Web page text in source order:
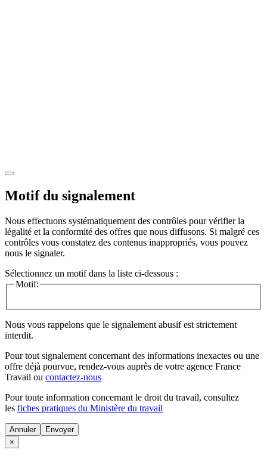
Motif du signalement
Nous effectuons systématiquement des contrôles pour vérifier la
légalité et la conformité des offres que nous diffusons. Si malgré ces
contrôles vous constatez des contenus inappropriés, vous pouvez
nous le signaler.
Sélectionnez un motif dans la liste ci-dessous :
Motif:
Nous vous rappelons que le signalement abusif est strictement
interdit.
Pour tout signalement concernant des informations inexactes ou une
offre déjà pourvue, rendez-vous auprès de votre agence France
Travail ou contactez-nous
Pour toute information concernant le droit du travail, consultez
les fiches pratiques du Ministère du travail
Annuler
×